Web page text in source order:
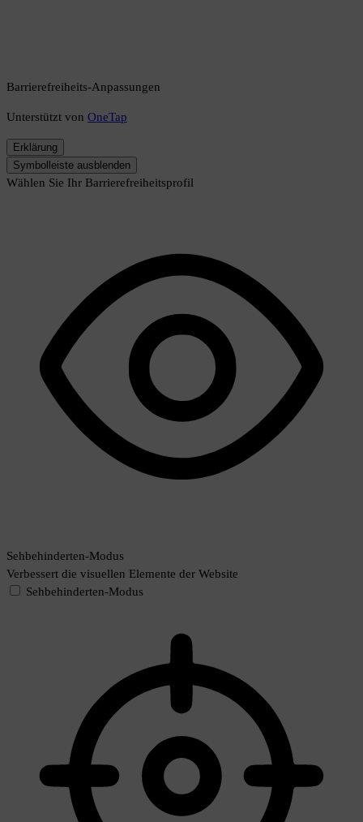
Barrierefreiheits-Anpassungen
Unterstützt von OneTap
Erklärung
Symbolleiste ausblenden
Wählen Sie Ihr Barrierefreiheitsprofil
Sehbehinderten-Modus
Verbessert die visuellen Elemente der Website
Sehbehinderten-Modus